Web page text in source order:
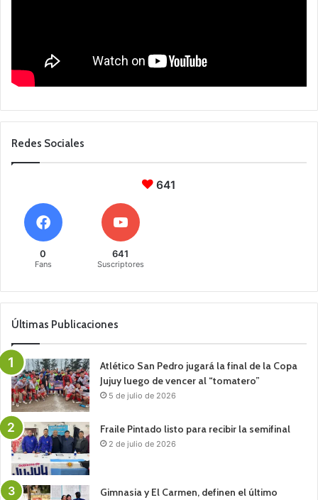
Redes Sociales
641
0
Fans
641
Suscriptores
Últimas Publicaciones
Atlético San Pedro jugará la final de la Copa
Jujuy luego de vencer al “tomatero”
5 de julio de 2026
Fraile Pintado listo para recibir la semifinal
2 de julio de 2026
Gimnasia y El Carmen, definen el último